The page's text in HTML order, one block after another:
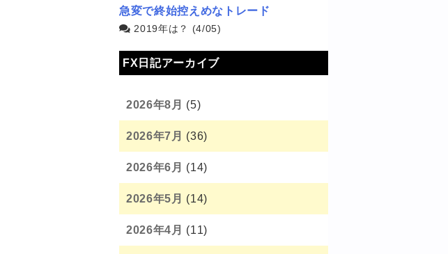
急変で終始控えめなトレード
2019年は？ (4/05)
FX日記アーカイブ
2026年8月 (5)
2026年7月 (36)
2026年6月 (14)
2026年5月 (14)
2026年4月 (11)